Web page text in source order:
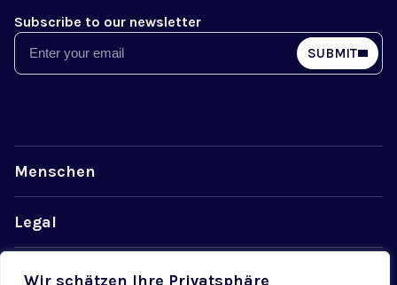
Wir schätzen Ihre Privatsphäre
Subscribe to our newsletter
Email SUBMIT
Menschen
Legal
Datenschutz